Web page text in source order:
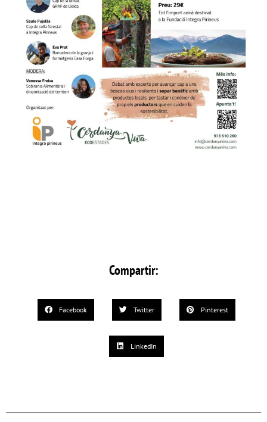
Compartir:
Facebook Twitter Pinterest
LinkedIn